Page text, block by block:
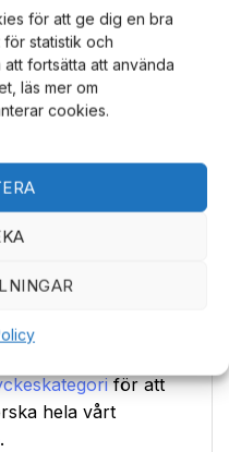
för att ge dig en bra
statistik och
fortsätta att använda
läs mer om
cookies.
val
att välja detta
och en
omtanke om
för att
hela vårt
.